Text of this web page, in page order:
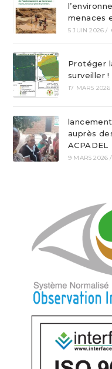
menaces
5 JUIN 2026 /
Protéger
surveiller !
17 MARS 2026
auprès
ACPADEL
9 MARS 2026 /